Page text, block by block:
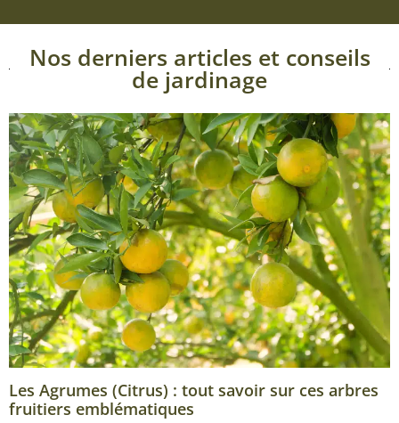
Nos derniers articles et conseils
de jardinage
Les Agrumes (Citrus) : tout savoir sur ces arbres
fruitiers emblématiques